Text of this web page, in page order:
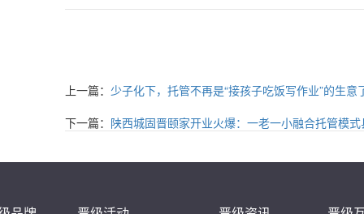
上一篇： 少子化下，托管不再是“接孩子吃饭写作业”的生意
下一篇： 陕西城固晋颐家开业火爆：一老一小融合托管模